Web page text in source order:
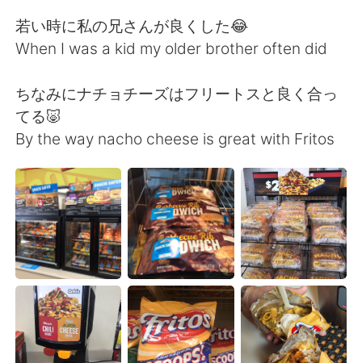
若い時に私の兄さんが良くした😂
When I was a kid my older brother often did
ちなみにナチョチーズはフリートスと良く合っ
てる🐷
By the way nacho cheese is great with Fritos